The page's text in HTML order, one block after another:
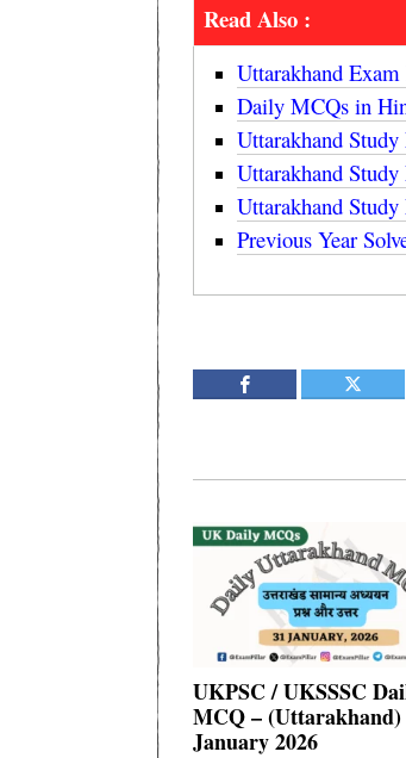
Read Also :
Uttarakhand
Daily MCQs in
Uttarakhand Study
Uttarakhand
Uttarakhand Study
Previous Year
UKPSC / UKSSSC
MCQ – (Uttarakhand)
January 2026